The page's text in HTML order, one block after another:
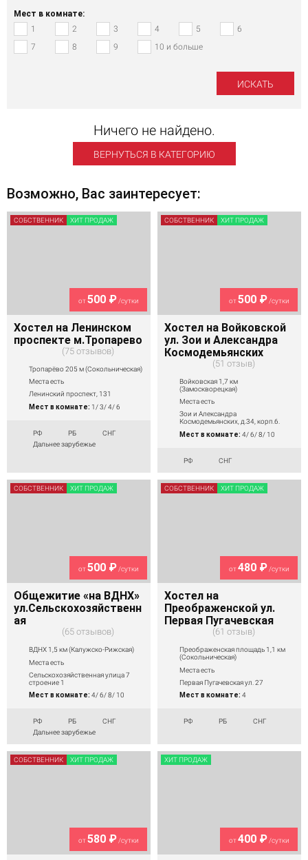
Мест в комнате:
1
2 3 4 5
6
7
8 9 10 и больше
Ничего не найдено.
ВЕРНУТЬСЯ В КАТЕГОРИЮ
Возможно, Вас заинтересует:
от500 ₽/сутки
Хостел на Ленинском
проспекте м.Тропарево
75 отзывов
Тропарёво 205 м (Сокольническая)
Места есть
Ленинский проспект, 131
Мест в комнате: 1/ 3/ 4/ 6
РФ РБ
СНГ
Дальнее зарубежье
СОБСТВЕННИК ХИТ ПРОДАЖ
от500 ₽/сутки
Хостел на Войковской
ул. Зои и Александра
Космодемьянских
51 отзыв
Войковская 1,7 км
(Замоскворецкая)
Места есть
Зои и Александра
Космодемьянских, д.34, корп.6.
Мест в комнате: 4/ 6/ 8/ 10
РФ СНГ
СОБСТВЕННИК ХИТ ПРОДАЖ
от500 ₽/сутки
Общежитие «на ВДНХ»
ул.Сельскохозяйственн
ая
65 отзывов
ВДНХ 1,5 км (Калужско-Рижская)
Места есть
Сельскохозяйственная улица 7
строение 1
Мест в комнате: 4/ 6/ 8/ 10
РФ РБ
СНГ
Дальнее зарубежье
СОБСТВЕННИК ХИТ ПРОДАЖ
от480 ₽/сутки
Хостел на
Преображенской ул.
Первая Пугачевская
61 отзыв
Преображенская площадь 1,1 км
(Сокольническая)
Места есть
Первая Пугачевская ул. 27
Мест в комнате: 4
РФ РБ СНГ
СОБСТВЕННИК ХИТ ПРОДАЖ
от580 ₽/сутки
СОБСТВЕННИК ХИТ ПРОДАЖ
от400 ₽/сутки
ХИТ ПРОДАЖ